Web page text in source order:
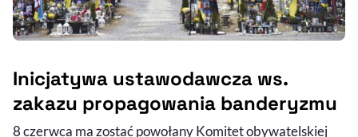
Inicjatywa ustawodawcza ws.
zakazu propagowania banderyzmu
8 czerwca ma zostać powołany Komitet obywatelskiej